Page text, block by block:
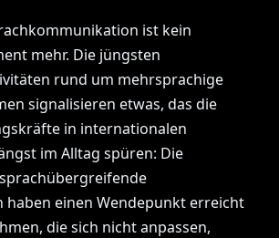
ist kein
mehr. Die jüngsten
rund um mehrsprachige
signalisieren etwas, das die
in internationalen
im Alltag spüren: Die
haben einen Wendepunkt erreicht
die sich nicht anpassen,